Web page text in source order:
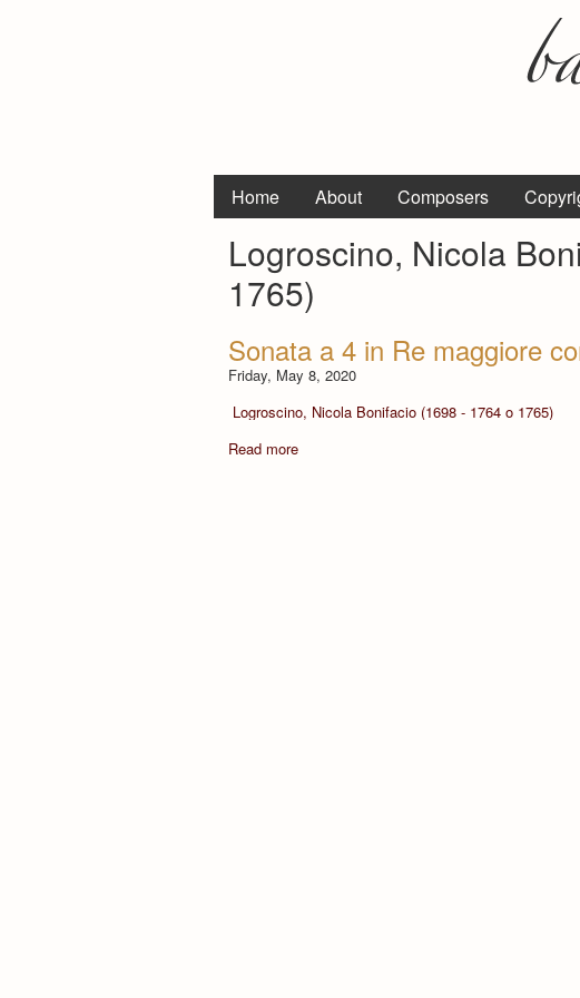
Home About Composers
Logroscino, Nicola
1765)
Sonata a 4 in Re maggiore
Friday, May 8, 2020
Logroscino, Nicola Bonifacio (1698 - 1764 o 1765)
Read more